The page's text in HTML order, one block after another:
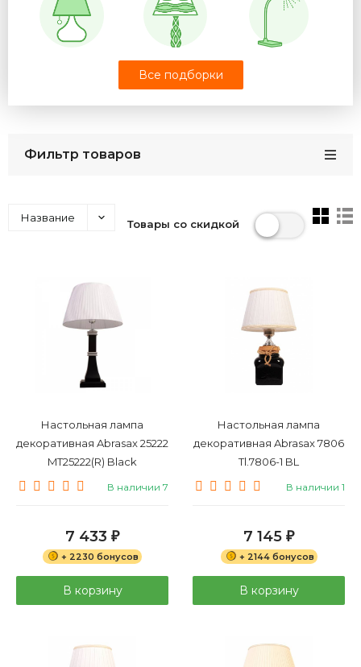
Все подборки
Школьные
Фильтр товаров
Название Товары со скидкой
Настольная лампа
декоративная Abrasax 25222
MT25222(R) Black
В наличии 7
7 433 ₽
+ 2230 бонусов
В корзину
Настольная лампа
декоративная Abrasax 7806
Tl.7806-1 BL
В наличии 1
7 145 ₽
+ 2144 бонусов
В корзину